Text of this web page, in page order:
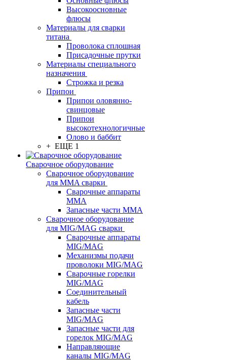
Высокоосновные
флюсы
Материалы для сварки
титана
Проволока сплошная
Присадочные прутки
Материалы специального
назначения
Строжка и резка
Припои
Припои оловянно-
свинцовые
Припои
высокотехнологичные
Олово и баббит
+ ЕЩЕ 1
Сварочное оборудование
Сварочное оборудование
для MMA сварки
Сварочные аппараты
MMA
Запасные части MMA
Сварочное оборудование
для MIG/MAG сварки
Сварочные аппараты
MIG/MAG
Механизмы подачи
проволоки MIG/MAG
Сварочные горелки
MIG/MAG
Соединительный
кабель
Запасные части
MIG/MAG
Запасные части для
горелок MIG/MAG
Направляющие
каналы MIG/MAG